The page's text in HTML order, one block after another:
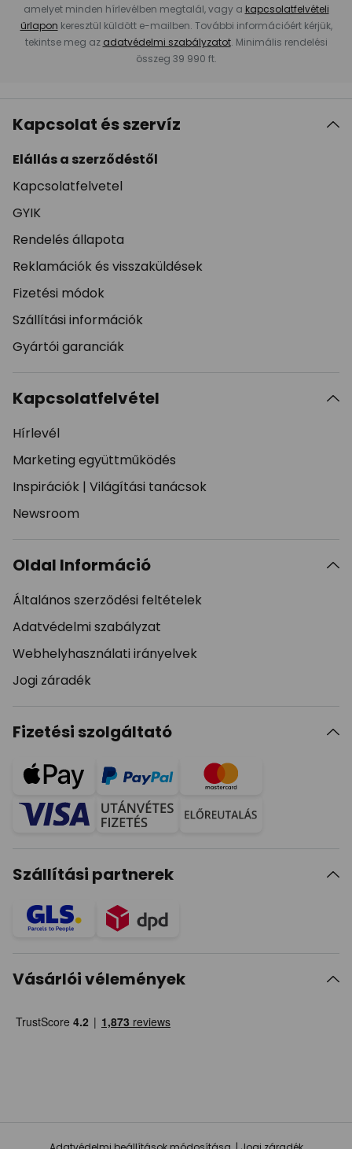
amelyet minden hírlevélben megtalál, vagy a kapcsolatfelvételi
űrlapon keresztül küldött e-mailben. További információért kérjük,
tekintse meg az adatvédelmi szabályzatot. Minimális rendelési
összeg 39 990 ft.
Kapcsolat és szervíz
Elállás a szerződéstől
Kapcsolatfelvetel
GYIK
Rendelés állapota
Reklamációk és visszaküldések
Fizetési módok
Szállítási információk
Gyártói garanciák
Kapcsolatfelvétel
Hírlevél
Marketing együttműködés
Inspirációk | Világítási tanácsok
Newsroom
Oldal Információ
Általános szerződési feltételek
Adatvédelmi szabályzat
Webhelyhasználati irányelvek
Jogi záradék
Fizetési szolgáltató
Szállítási partnerek
Vásárlói vélemények